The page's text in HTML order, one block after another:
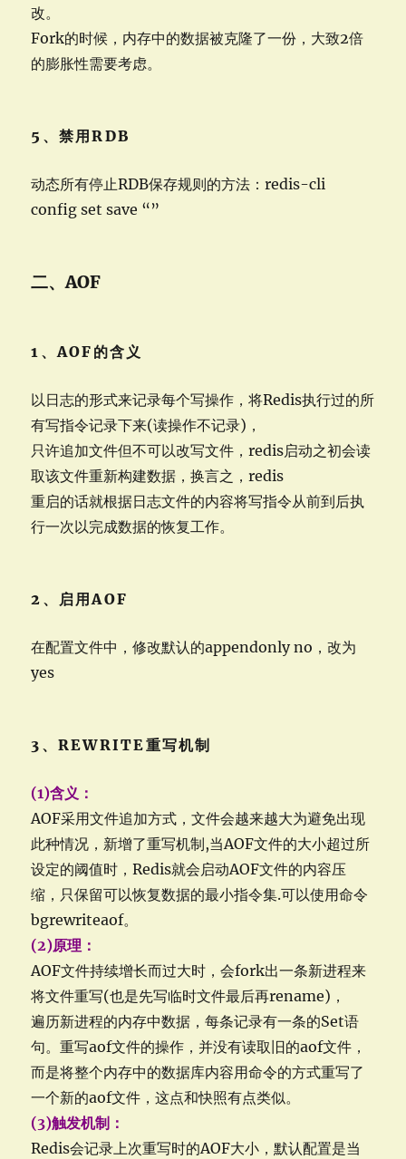
改。
Fork的时候，内存中的数据被克隆了一份，大致2倍
的膨胀性需要考虑。
5、禁用RDB
动态所有停止RDB保存规则的方法：redis-cli
config set save “”
二、AOF
1、AOF的含义
以日志的形式来记录每个写操作，将Redis执行过的所
有写指令记录下来(读操作不记录)，
只许追加文件但不可以改写文件，redis启动之初会读
取该文件重新构建数据，换言之，redis
重启的话就根据日志文件的内容将写指令从前到后执
行一次以完成数据的恢复工作。
2、启用AOF
在配置文件中，修改默认的appendonly no，改为
yes
3、REWRITE重写机制
(1)含义：
AOF采用文件追加方式，文件会越来越大为避免出现
此种情况，新增了重写机制,当AOF文件的大小超过所
设定的阈值时，Redis就会启动AOF文件的内容压
缩，只保留可以恢复数据的最小指令集.可以使用命令
bgrewriteaof。
(2)原理：
AOF文件持续增长而过大时，会fork出一条新进程来
将文件重写(也是先写临时文件最后再rename)，
遍历新进程的内存中数据，每条记录有一条的Set语
句。重写aof文件的操作，并没有读取旧的aof文件，
而是将整个内存中的数据库内容用命令的方式重写了
一个新的aof文件，这点和快照有点类似。
(3)触发机制：
Redis会记录上次重写时的AOF大小，默认配置是当